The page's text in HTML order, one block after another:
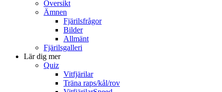
Översikt
Ämnen
Fjärilsfrågor
Bilder
Allmänt
Fjärilsgalleri
Lär dig mer
Quiz
Vitfjärilar
Träna raps/kål/rov